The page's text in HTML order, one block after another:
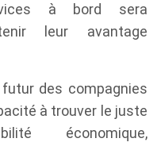
à bord sera
leur avantage
des compagnies
à trouver le juste
économique,